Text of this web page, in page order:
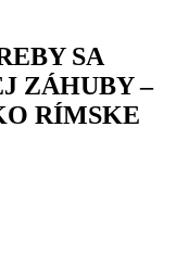
SA
ZÁHUBY –
RÍMSKE